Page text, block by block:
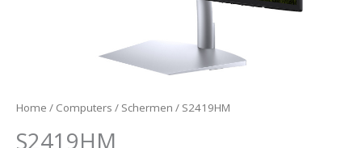
Home / Computers / Schermen / S2419HM
S2419HM